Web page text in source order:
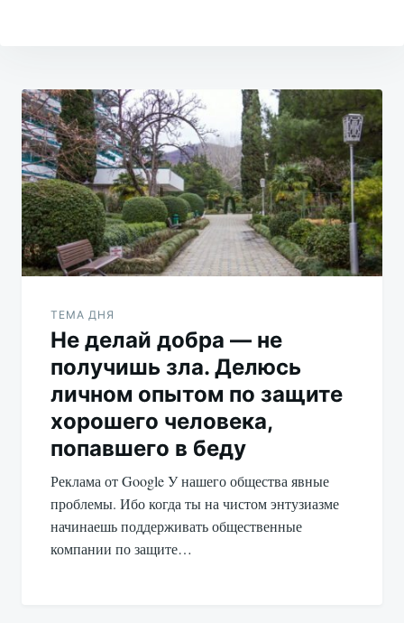
Навигация
по
записям
ТЕМА ДНЯ
Не делай добра — не
получишь зла. Делюсь
личном опытом по защите
хорошего человека,
попавшего в беду
Реклама от Google У нашего общества явные
проблемы. Ибо когда ты на чистом энтузиазме
начинаешь поддерживать общественные
компании по защите…